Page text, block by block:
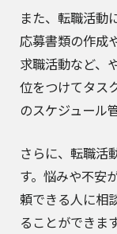
また、転職活動
応募書類の作成
求職活動など、
位をつけてタス
のスケジュール
さらに、転職活
す。悩みや不安
頼できる人に相
ることができま